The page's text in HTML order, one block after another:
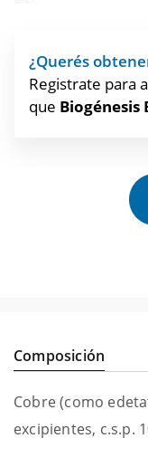
¿Querés
Registrate para
que Biogénesis
Composición
Cobre (como
excipientes, c.s.p.